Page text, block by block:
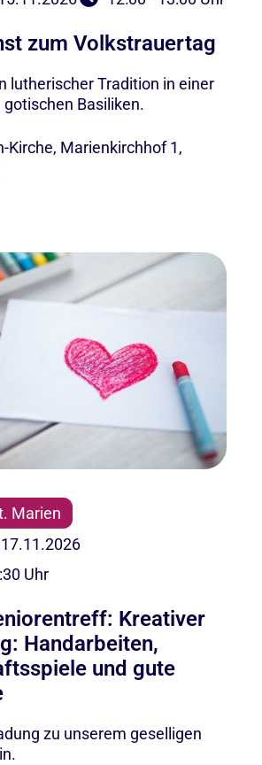
zum Volkstrauertag
lutherischer Tradition in einer
Basiliken.
Kirche, Marienkirchhof 1,
Marien
Uhr
Kreativer
Handarbeiten,
und gute
zu unserem geselligen